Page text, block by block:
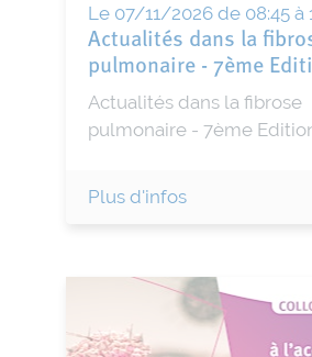
Le 07/11/2026 de 08:45 à
Actualités dans la
pulmonaire - 7ème
Actualités dans la fibrose
pulmonaire - 7ème
Plus d'infos